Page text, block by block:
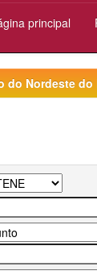
principal
do Nordeste do